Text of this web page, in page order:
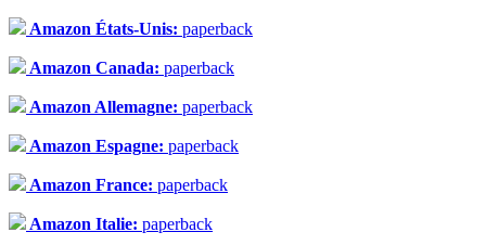
Amazon États-Unis: paperback
Amazon Canada: paperback
Amazon Allemagne: paperback
Amazon Espagne: paperback
Amazon France: paperback
Amazon Italie: paperback